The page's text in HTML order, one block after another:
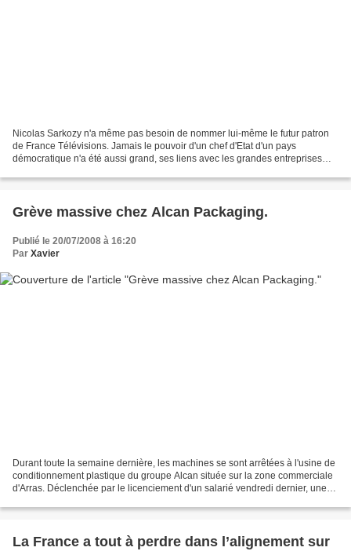
Nicolas Sarkozy n'a même pas besoin de nommer lui-même le futur patron
de France Télévisions. Jamais le pouvoir d'un chef d'Etat d'un pays
démocratique n'a été aussi grand, ses liens avec les grandes entreprises
Grève massive chez Alcan Packaging.
Publié le 20/07/2008 à 16:20
Par Xavier
Durant toute la semaine dernière, les machines se sont arrêtées à l'usine de
conditionnement plastique du groupe Alcan située sur la zone commerciale
d'Arras. Déclenchée par le licenciement d'un salarié vendredi dernier, une
La France a tout à perdre dans l’alignement sur